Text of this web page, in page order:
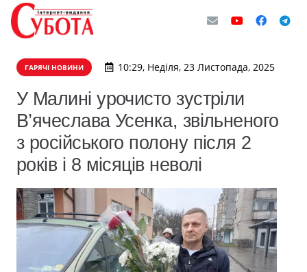
ГАРЯЧІ НОВИНИ 10:29, Неділя, 23 Листопада, 2025
У Малині урочисто зустріли
В’ячеслава Усенка, звільненого
з російського полону після 2
років і 8 місяців неволі